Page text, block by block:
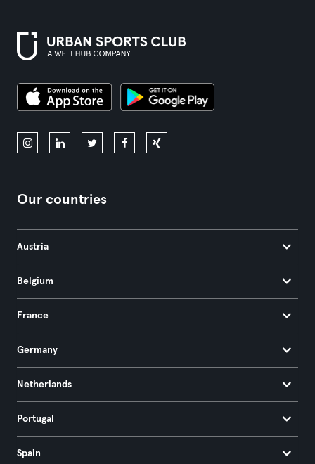
Our countries
Austria
Belgium
France
Germany
Netherlands
Portugal
Spain